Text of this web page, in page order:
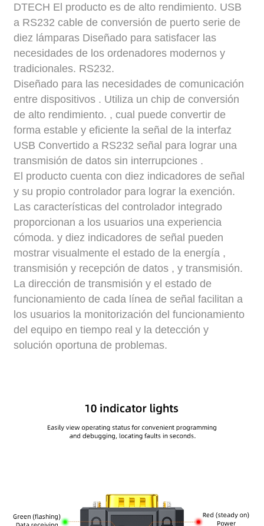
DTECH El producto es de alto rendimiento. USB
a RS232cable de conversión de puerto serie de
diez lámparas Diseñado para satisfacer las
necesidades de los ordenadores modernos y
tradicionales. RS232.
Diseñado para las necesidades de comunicación
entre dispositivos . Utiliza un chip de conversión
de alto rendimiento. ,cual puede convertir de
forma estable y eficiente la señal de la interfaz
USB Convertido a RS232 señal para lograr una
transmisión de datos sin interrupciones .
El producto cuenta con diez indicadores de señal
y su propio controlador para lograr la exención.
Las características del controlador integrado
proporcionan a los usuarios una experiencia
cómoda.y diez indicadores de señal pueden
mostrar visualmente el estado de la energía ,
transmisión y recepción de datos ,y transmisión.
La dirección de transmisión y el estado de
funcionamiento de cada línea de señal facilitan a
los usuarios la monitorización del funcionamiento
del equipo en tiempo real y la detección y
solución oportuna de problemas.